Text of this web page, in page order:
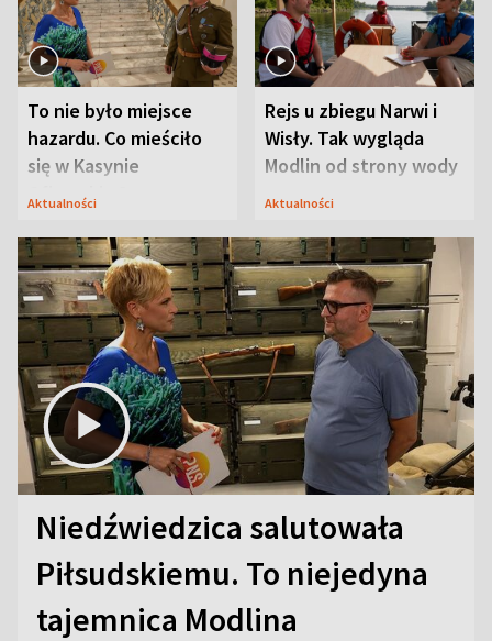
To nie było miejsce
hazardu. Co mieściło
się w Kasynie
Oficerskim?
Aktualności
Rejs u zbiegu Narwi i
Wisły. Tak wygląda
Modlin od strony wody
Aktualności
Niedźwiedzica salutowała
Piłsudskiemu. To niejedyna
tajemnica Modlina